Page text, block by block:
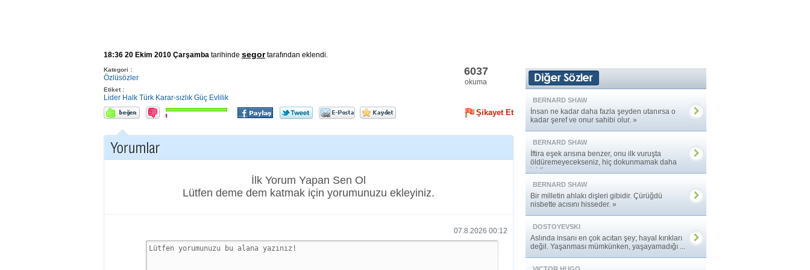
18:36 20 Ekim 2010 Çarşamba tarihinde segortarafından eklendi.
Kategori :
Özlüsözler
Etiket :
Lider Halk Türk Karar-sızlık Güç Evlilik
6037
okuma
Şikayet Et
İlk Yorum Yapan Sen Ol
Lütfen deme dem katmak için yorumunuzu ekleyiniz.
07.8.2026 00:12
BERNARD SHAW
İnsan ne kadar daha fazla şeyden utanırsa o
kadar şeref ve onur sahibi olur. »
BERNARD SHAW
İftira eşek arısına benzer, onu ilk vuruşta
öldüremeyecekseniz, hiç dokunmamak daha
iyidir. »
BERNARD SHAW
Bir milletin ahlakı dişleri gibidir. Çürüğdü
nisbette acısını hisseder. »
DOSTOYEVSKI
Aslında insanı en çok acıtan şey; hayal kırıkları
değil. Yaşanması mümkünken, yaşayamadığı ...